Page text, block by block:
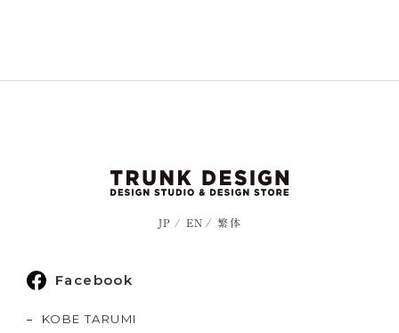
JP EN 繁体
Facebook
KOBE TARUMI